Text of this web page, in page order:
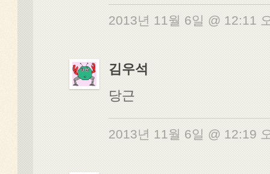
2013년 11월 6일 @ 12:11
김우석
당근
2013년 11월 6일 @ 12:19